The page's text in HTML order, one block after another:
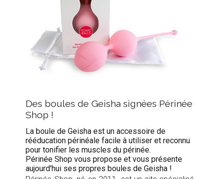
Des boules de Geisha signées Périnée
Shop !
La boule de Geisha est un accessoire de
rééducation périnéale facile à utiliser et reconnu
pour tonifier les muscles du périnée.
Périnée Shop vous propose et vous présente
aujourd'hui ses propres boules de Geisha !